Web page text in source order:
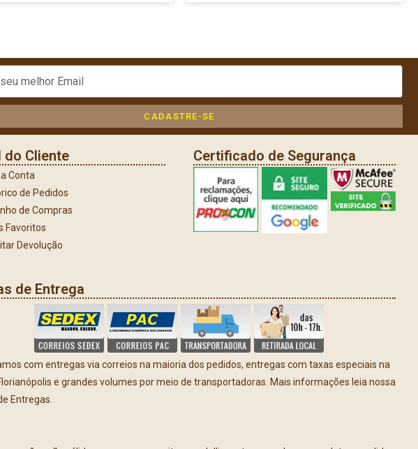
CADASTRE-SE
do Cliente
Conta
de Pedidos
de Compras
Favoritos
Devolução
Certificado de Segurança
de Entrega
com entregas via correios na maioria dos pedidos, entregas com taxas especiais na
e grandes volumes por meio de transportadoras. Mais informações leia nossa
Entregas.